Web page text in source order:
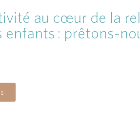
au cœur de la
enfants : prêtons-